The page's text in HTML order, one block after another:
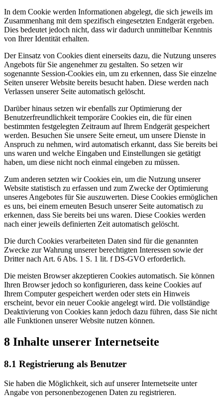
In dem Cookie werden Informationen abgelegt, die sich jeweils im
Zusammenhang mit dem spezifisch eingesetzten Endgerät ergeben.
Dies bedeutet jedoch nicht, dass wir dadurch unmittelbar Kenntnis
von Ihrer Identität erhalten.
Der Einsatz von Cookies dient einerseits dazu, die Nutzung unseres
Angebots für Sie angenehmer zu gestalten. So setzen wir
sogenannte Session-Cookies ein, um zu erkennen, dass Sie einzelne
Seiten unserer Website bereits besucht haben. Diese werden nach
Verlassen unserer Seite automatisch gelöscht.
Darüber hinaus setzen wir ebenfalls zur Optimierung der
Benutzerfreundlichkeit temporäre Cookies ein, die für einen
bestimmten festgelegten Zeitraum auf Ihrem Endgerät gespeichert
werden. Besuchen Sie unsere Seite erneut, um unsere Dienste in
Anspruch zu nehmen, wird automatisch erkannt, dass Sie bereits bei
uns waren und welche Eingaben und Einstellungen sie getätigt
haben, um diese nicht noch einmal eingeben zu müssen.
Zum anderen setzten wir Cookies ein, um die Nutzung unserer
Website statistisch zu erfassen und zum Zwecke der Optimierung
unseres Angebotes für Sie auszuwerten. Diese Cookies ermöglichen
es uns, bei einem erneuten Besuch unserer Seite automatisch zu
erkennen, dass Sie bereits bei uns waren. Diese Cookies werden
nach einer jeweils definierten Zeit automatisch gelöscht.
Die durch Cookies verarbeiteten Daten sind für die genannten
Zwecke zur Wahrung unserer berechtigten Interessen sowie der
Dritter nach Art. 6 Abs. 1 S. 1 lit. f DS-GVO erforderlich.
Die meisten Browser akzeptieren Cookies automatisch. Sie können
Ihren Browser jedoch so konfigurieren, dass keine Cookies auf
Ihrem Computer gespeichert werden oder stets ein Hinweis
erscheint, bevor ein neuer Cookie angelegt wird. Die vollständige
Deaktivierung von Cookies kann jedoch dazu führen, dass Sie nicht
alle Funktionen unserer Website nutzen können.
8 Inhalte unserer Internetseite
8.1 Registrierung als Benutzer
Sie haben die Möglichkeit, sich auf unserer Internetseite unter
Angabe von personenbezogenen Daten zu registrieren.